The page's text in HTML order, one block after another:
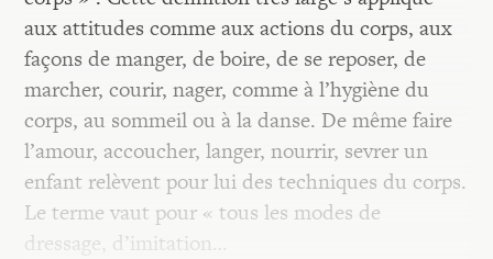
aux attitudes comme aux actions du corps, aux
façons de manger, de boire, de se reposer, de
marcher, courir, nager, comme à l’hygiène du
corps, au sommeil ou à la danse. De même faire
l’amour, accoucher, langer, nourrir, sevrer un
enfant relèvent pour lui des techniques du corps.
Le terme vaut pour « tous les modes de
dressage, d’imitation…